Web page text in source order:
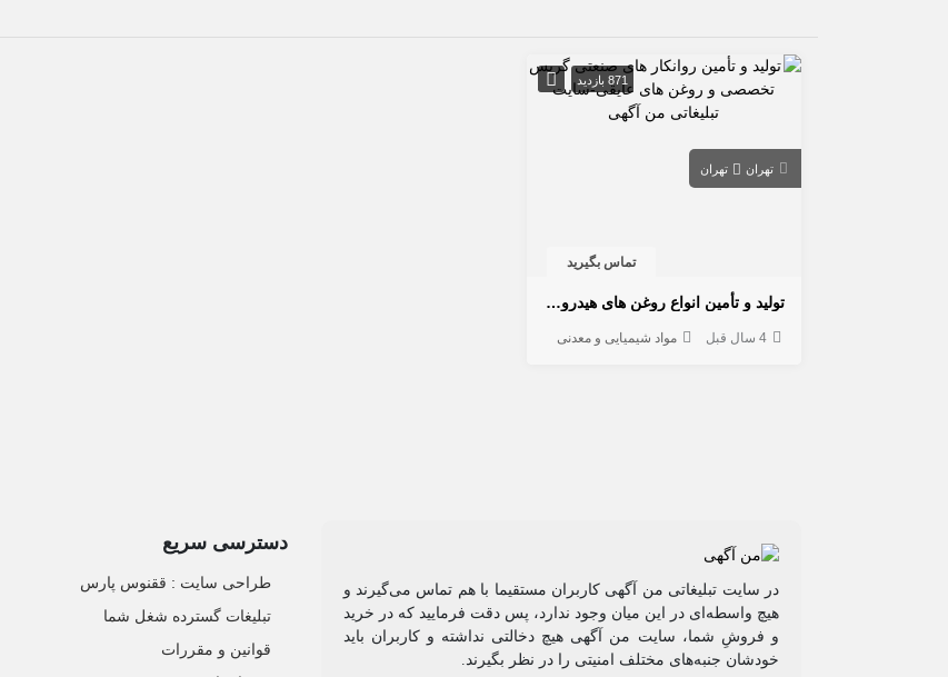
871 بازدید
تهران تهران
تماس بگیرید
تولید و تأمین انواع روغن های هیدرولیک صنعتی
4 سال قبل مواد شیمیایی و معدنی
در سایت تبلیغاتی من آگهی کاربران مستقیما با هم تماس می‌گیرند و
هیچ واسطه‌ای در این میان وجود ندارد، پس دقت فرمایید که در خرید
و فروشِ شما، سایت من آگهی هیچ دخالتی نداشته و کاربران باید
خودشان جنبه‌های مختلف امنیتی را در نظر بگیرند.
دسترسی سریع
طراحی سایت :‌ ققنوس پارس
تبلیغات گسترده شغل شما
قوانین و مقررات